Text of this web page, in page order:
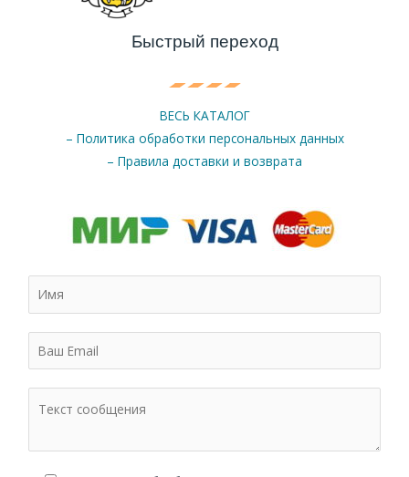
Быстрый переход
ВЕСЬ КАТАЛОГ
– Политика обработки персональных данных
– Правила доставки и возврата